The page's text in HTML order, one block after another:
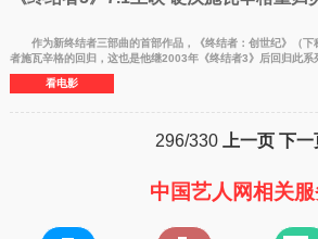
作为新终结者三部曲的首部作品，《终结者：创世纪》（下
者施瓦辛格的回归，这也是他继2003年《终结者3》后回归
的电影传奇
看电影
296/330 上一页 下一
中国艺人网相关